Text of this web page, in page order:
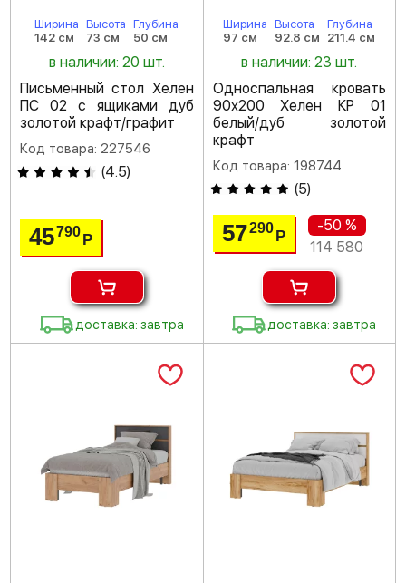
Ширина
142 см
Высота
73 см
Глубина
50 см
в наличии: 20 шт.
Письменный стол Хелен
ПС 02 с ящиками дуб
золотой крафт/графит
Код товара: 227546
(4.5)
45790Р
доставка: завтра
Ширина
97 см
Высота
92.8 см
Глубина
211.4 см
в наличии: 23 шт.
Односпальная кровать
90х200 Хелен КР 01
белый/дуб золотой
крафт
Код товара: 198744
(5)
57290 Р
-50 %
114 580
доставка: завтра